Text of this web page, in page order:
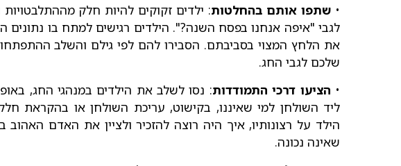
• שתפו אותם בהחלטות: ילדים זקוקים להיות חלק
לגבי "איפה אנחנו בפסח השנה?". הילדים רגישים למתח בו נתונים
את הלחץ המצוי בסביבתם. הסבירו להם לפי גילם והשלב
שלכם לגבי החג.
• הציעו דרכי התמודדות: נסו לשלב את הילדים במנהגי החג,
ליד השולחן למי שאיננו, בקישוט, עריכת השולחן או בהקראת
הילד על רצונותיו, איך היה רוצה להזכיר ולציין את האדם
שאינה נכונה.